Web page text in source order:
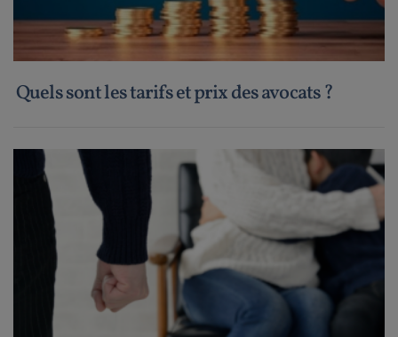
Quels sont les tarifs et prix des avocats ?